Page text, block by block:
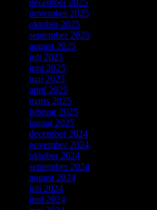
november 2025
oktober 2025
september 2025
august 2025
juli 2025
juni 2025
maj 2025
april 2025
marts 2025
februar 2025
januar 2025
december 2024
november 2024
oktober 2024
september 2024
august 2024
juli 2024
juni 2024